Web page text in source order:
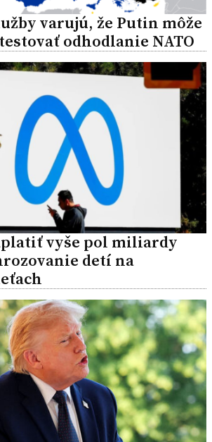
varujú, že Putin môže
odhodlanie NATO
vyše pol miliardy
detí na